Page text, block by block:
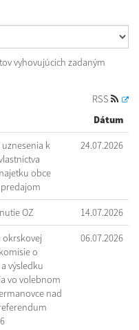
vyhovujúcich zadaným
RSS
Dátum
k
obce
24.07.2026
OZ 14.07.2026
okrskovej
o
výsledku
vo volebnom
nad
06.07.2026